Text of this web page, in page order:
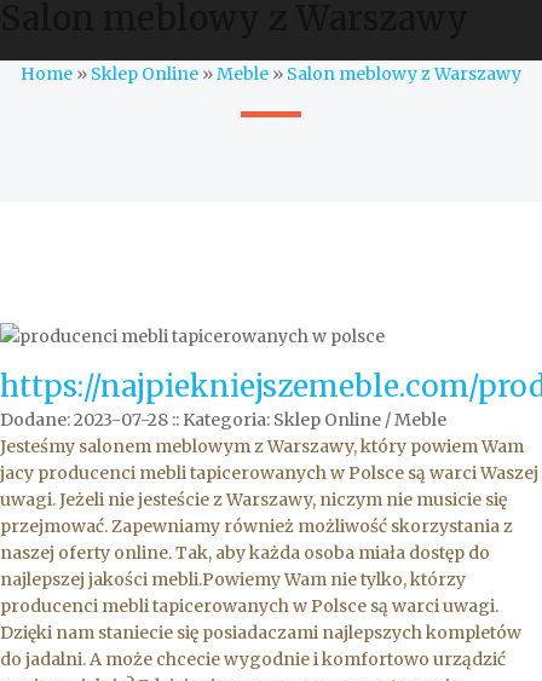
Home » Sklep Online »Meble » Salon meblowy z Warszawy
https://najpiekniejszemeble.com/
Dodane: 2023-07-28 :: Kategoria: Sklep Online / Meble
Jesteśmy salonem meblowym z Warszawy, który powiem Wam
jacy producenci mebli tapicerowanych w Polsce są warci Waszej
uwagi. Jeżeli nie jesteście z Warszawy, niczym nie musicie się
przejmować. Zapewniamy również możliwość skorzystania z
naszej oferty online. Tak, aby każda osoba miała dostęp do
najlepszej jakości mebli.Powiemy Wam nie tylko, którzy
producenci mebli tapicerowanych w Polsce są warci uwagi.
Dzięki nam staniecie się posiadaczami najlepszych kompletów
do jadalni. A może chcecie wygodnie i komfortowo urządzić